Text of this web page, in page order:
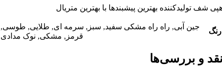
شف تولیدکننده بهترین پیشبندها با بهترین متریال
رنگ
جین آبی, راه راه مشکی سفید, سبز , سرمه ای, طلایی, طوسی,
قرمز , مشکی, نوک مدادی
و بررسی‌ها